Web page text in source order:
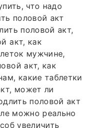
что надо
половой акт
половой акт,
акт, как
мужчине,
акт, как
какие таблетки
может ли
половой акт
можно реально
увеличить